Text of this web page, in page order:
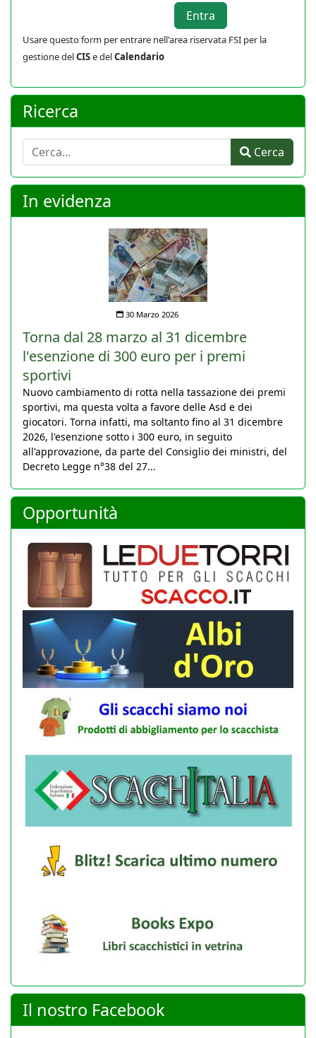
Usare questo form per entrare nell'area riservata FSI per la
gestione delCISe delCalendario
Ricerca
Cerca Cerca
In evidenza
30 Marzo 2026
Torna dal 28 marzo al 31 dicembre
l'esenzione di 300 euro per i premi
sportivi
Nuovo cambiamento di rotta nella tassazione dei premi
sportivi, ma questa volta a favore delle Asd e dei
giocatori. Torna infatti, ma soltanto fino al 31 dicembre
2026, l'esenzione sotto i 300 euro, in seguito
all'approvazione, da parte del Consiglio dei ministri, del
Decreto Legge n°38 del 27...
Opportunità
Il nostro Facebook